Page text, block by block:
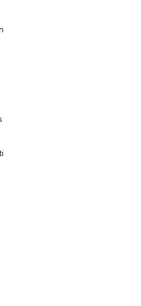
5 - 1242 Satigny
Abbildungen